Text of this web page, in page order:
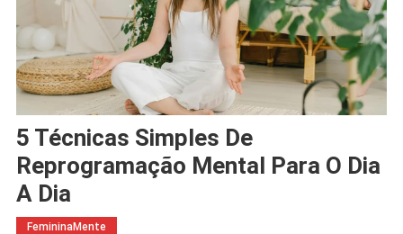
5 Técnicas Simples De
Reprogramação Mental Para O Dia
A Dia
FemininaMente